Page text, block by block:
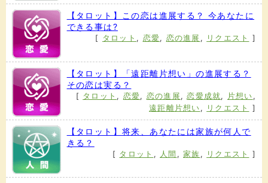
【タロット】この恋は進展する？ 今あなたに
できる事は?
[ タロット , 恋愛, 恋の進展 , リクエスト ]
【タロット】「遠距離片想い」の進展する？
その恋は実る？
[ タロット , 恋愛, 恋の進展 ,恋愛成就, 片想い ,
遠距離片想い , リクエスト ]
【タロット】将来、あなたには家族が何人で
きる？
[ タロット , 人間 ,家族 , リクエスト ]